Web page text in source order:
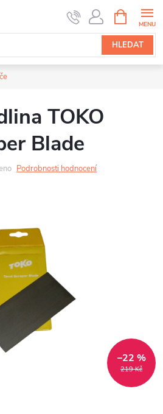
HLEDAT
NÁKUPNÍ
KOŠÍK
TOKO
Blade
Podrobnosti hodnocení
219 Kč
–22 %